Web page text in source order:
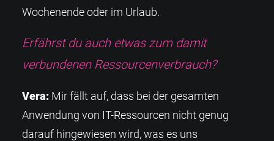
Wochenende oder im Urlaub.
Erfährst du auch etwas zum damit
verbundenen Ressourcenverbrauch?
Vera: Mir fällt auf, dass bei der gesamten
Anwendung von IT-Ressourcen nicht genug
darauf hingewiesen wird, was es uns